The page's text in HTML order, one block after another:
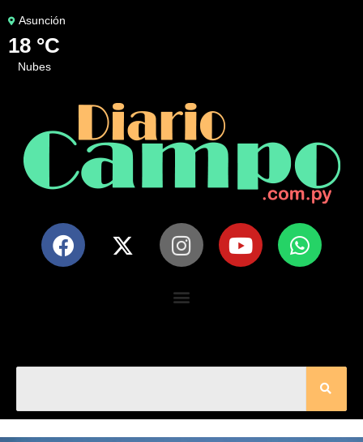
Asunción
18 °C
nubes